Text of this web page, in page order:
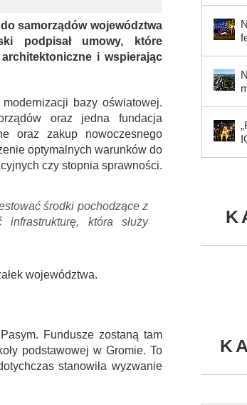
samorządów województwa
podpisał umowy, które
i wspierając
bazy oświatowej.
oraz jedna fundacja
oraz zakup nowoczesnego
optymalnych warunków do
czy stopnia sprawności.
środki pochodzące z
która służy
województwa.
Fundusze zostaną tam
podstawowej w Gromie. To
stanowiła wyzwanie